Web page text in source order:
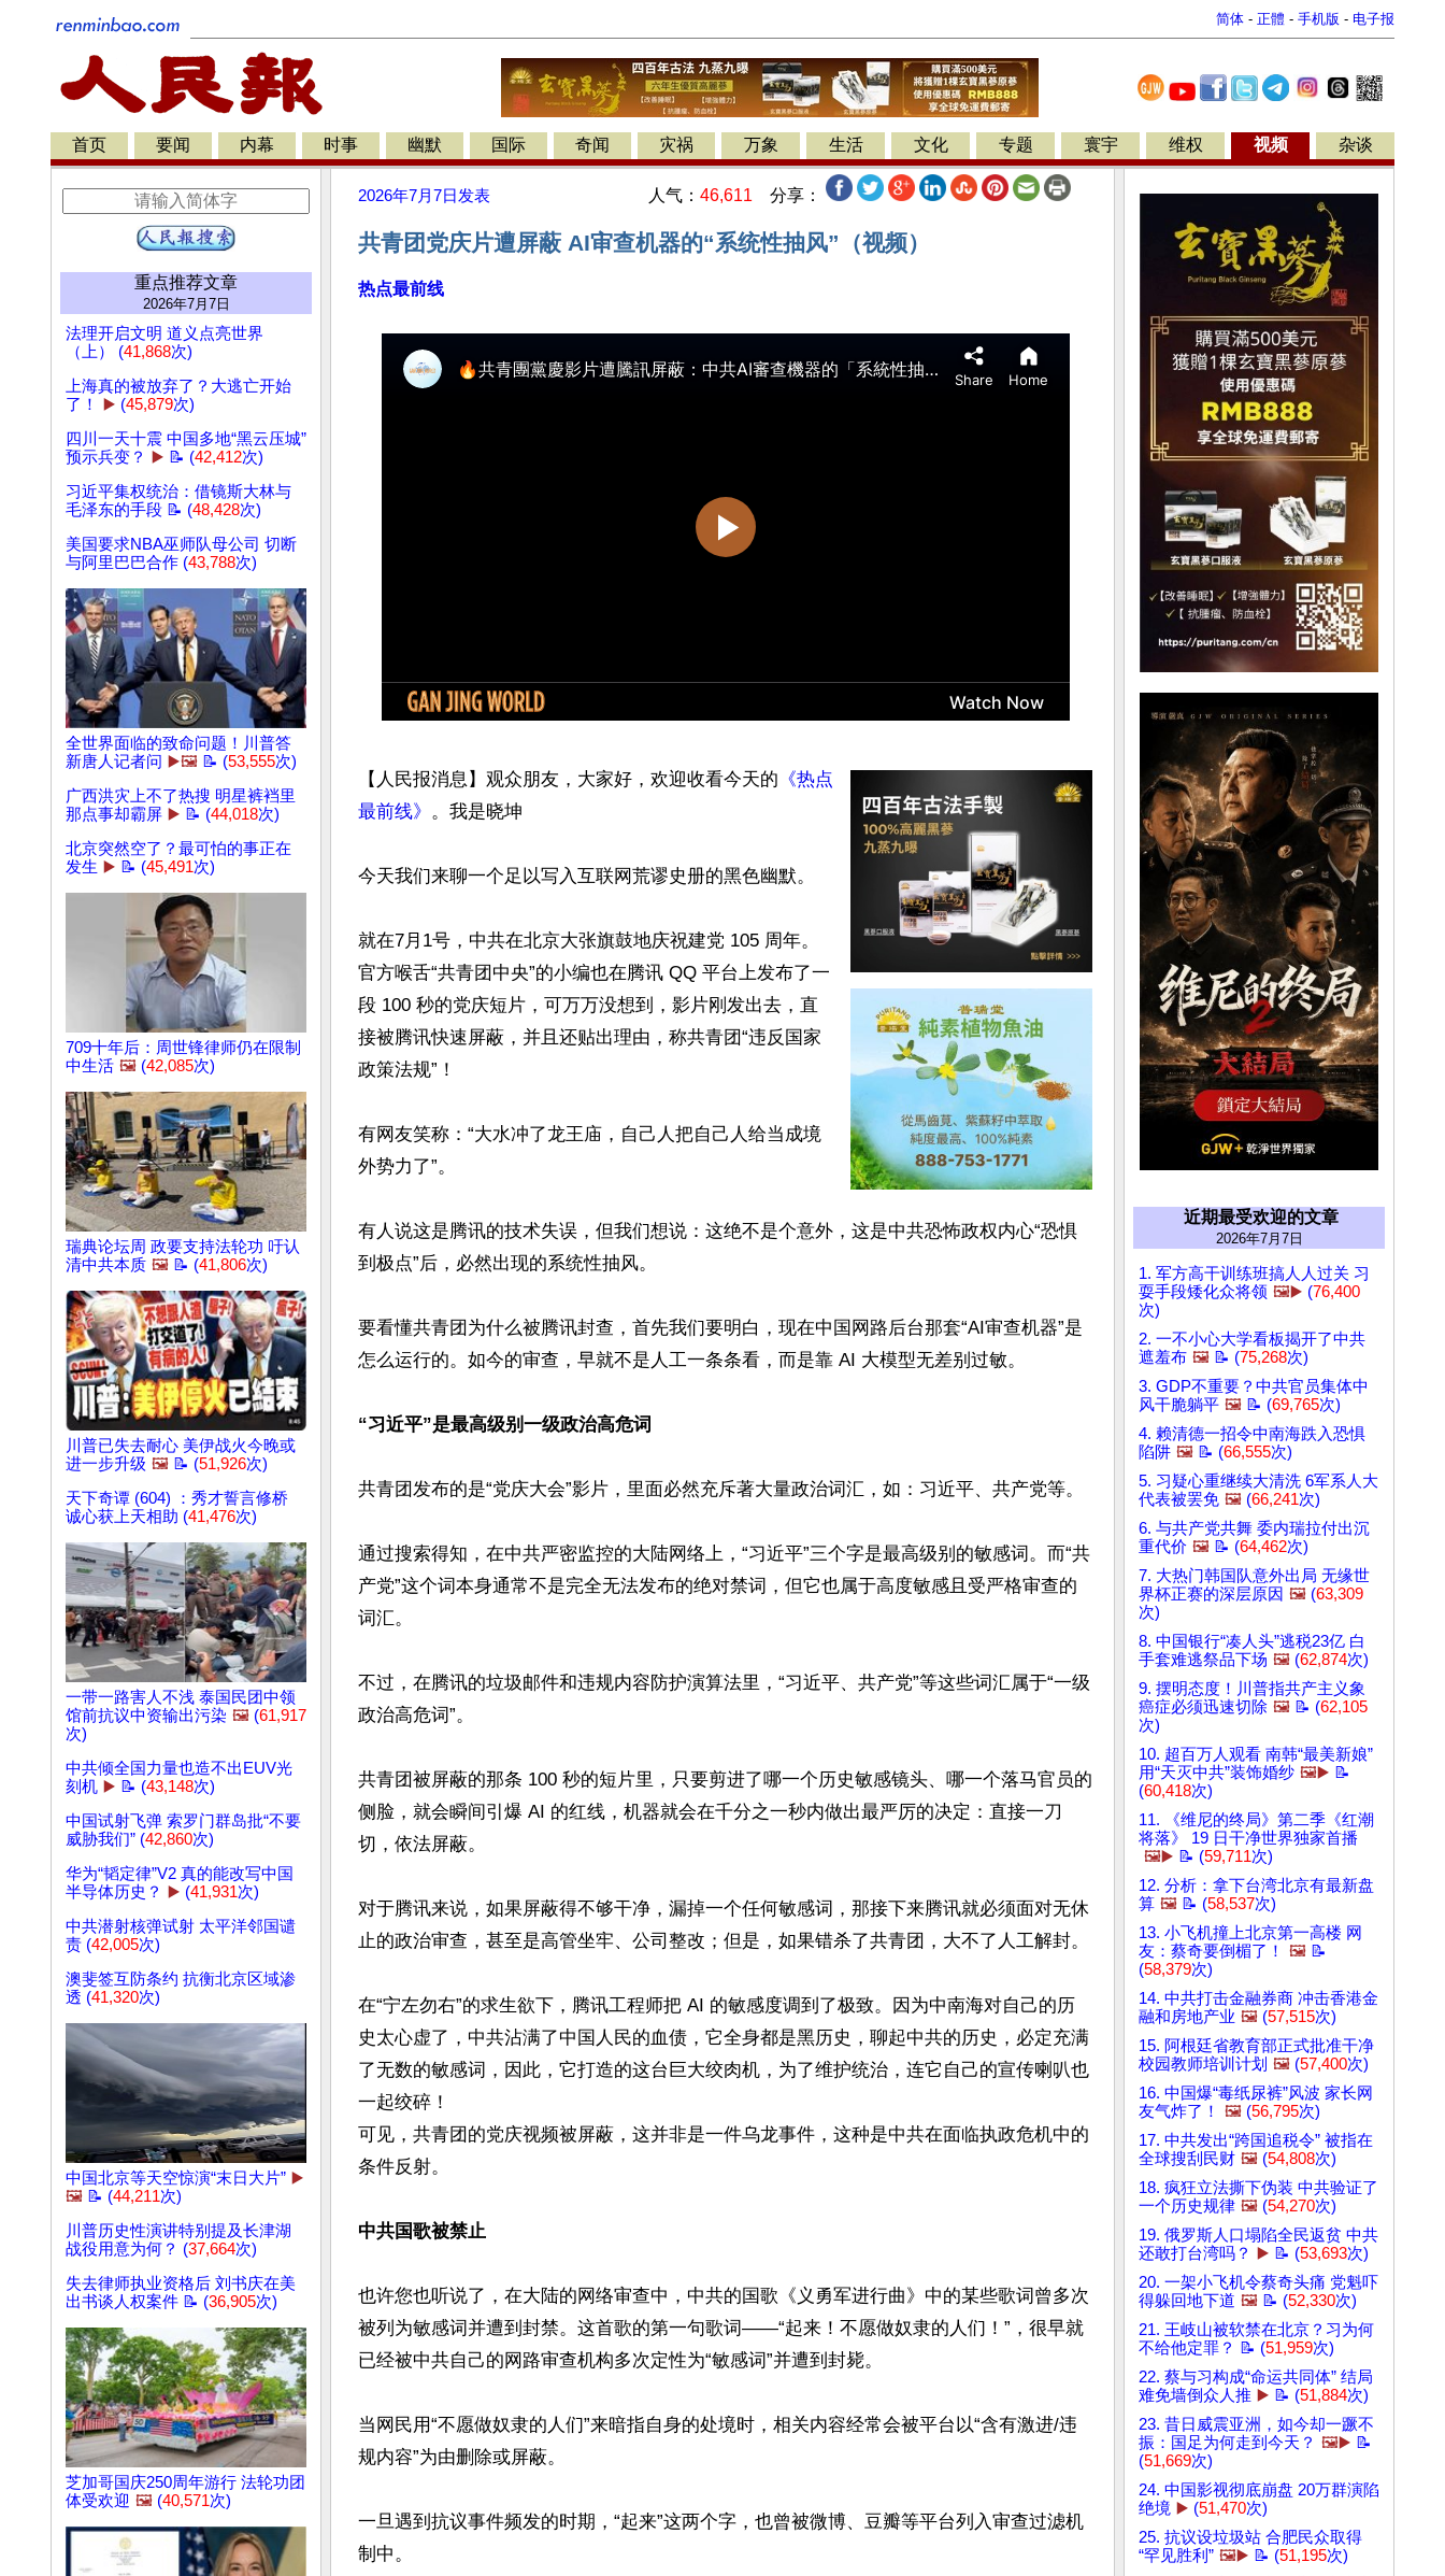
简体 - 正體 - 手机版 - 电子报
首页 要闻 内幕 时事 幽默 国际 奇闻 灾祸 万象 生活 文化 专题 寰宇 维权 视频 杂谈
重点推荐文章
2026年7月7日
法理开启文明 道义点亮世界
（上） (41,868次)
上海真的被放弃了？大逃亡开始
了！
▶️ (45,879次)
四川一天十震 中国多地“黑云压城”
预示兵变？
▶️ 📝 (42,412次)
习近平集权统治：借镜斯大林与
毛泽东的手段 📝 (48,428次)
美国要求NBA巫师队母公司 切断
与阿里巴巴合作 (43,788次)
全世界面临的致命问题！川普答
新唐人记者问 ▶️🖼️ 📝 (53,555次)
广西洪灾上不了热搜 明星裤裆里
那点事却霸屏 ▶️ 📝 (44,018次)
北京突然空了？最可怕的事正在
发生 ▶️ 📝 (45,491次)
709十年后：周世锋律师仍在限制
中生活 🖼️ (42,085次)
瑞典论坛周 政要支持法轮功 吁认
清中共本质 🖼️ 📝 (41,806次)
川普已失去耐心 美伊战火今晚或
进一步升级 🖼️ 📝 (51,926次)
天下奇谭 (604) ：秀才誓言修桥
诚心获上天相助 (41,476次)
一带一路害人不浅 泰国民团中领
馆前抗议中资输出污染 🖼️ (61,917
次)
中共倾全国力量也造不出EUV光
刻机 ▶️ 📝 (43,148次)
中国试射飞弹 索罗门群岛批“不要
威胁我们” (42,860次)
华为“韬定律”V2 真的能改写中国
半导体历史？
▶️ (41,931次)
中共潜射核弹试射 太平洋邻国谴
责 (42,005次)
澳斐签互防条约 抗衡北京区域渗
透 (41,320次)
中国北京等天空惊演“末日大片” ▶️
🖼️ 📝 (44,211次)
川普历史性演讲特别提及长津湖
战役用意为何？ (37,664次)
失去律师执业资格后 刘书庆在美
出书谈人权案件 📝 (36,905次)
芝加哥国庆250周年游行 法轮功团
体受欢迎 🖼️ (40,571次)
2026年7月7日 发表 人气： 46,611 分享：
共青团党庆片遭屏蔽 AI审查机器的“系统性抽风”（视频）
热点最前线
【人民报消息】观众朋友，大家好，欢迎收看今天的 《热点
最前线》 。我是晓坤
今天我们来聊一个足以写入互联网荒谬史册的黑色幽默。
就在7月1号，中共在北京大张旗鼓地庆祝建党 105 周年。
官方喉舌“共青团中央”的小编也在腾讯 QQ 平台上发布了一
段 100 秒的党庆短片，可万万没想到，影片刚发出去，直
接被腾讯快速屏蔽，并且还贴出理由，称共青团“违反国家
政策法规”！
有网友笑称：“大水冲了龙王庙，自己人把自己人给当成境
外势力了”。
有人说这是腾讯的技术失误，但我们想说：这绝不是个意外，这是中共恐怖政权内心“恐惧
到极点”后，必然出现的系统性抽风。
要看懂共青团为什么被腾讯封查，首先我们要明白，现在中国网路后台那套“AI审查机器”是
怎么运行的。如今的审查，早就不是人工一条条看，而是靠 AI 大模型无差别过敏。
“习近平”是最高级别一级政治高危词
共青团发布的是“党庆大会”影片，里面必然充斥著大量政治词汇，如：习近平、共产党等。
通过搜索得知，在中共严密监控的大陆网络上，“习近平”三个字是最高级别的敏感词。而“共
产党”这个词本身通常不是完全无法发布的绝对禁词，但它也属于高度敏感且受严格审查的
词汇。
不过，在腾讯的垃圾邮件和违规内容防护演算法里，“习近平、共产党”等这些词汇属于“一级
政治高危词”。
共青团被屏蔽的那条 100 秒的短片里，只要剪进了哪一个历史敏感镜头、哪一个落马官员的
侧脸，就会瞬间引爆 AI 的红线，机器就会在千分之一秒内做出最严厉的决定：直接一刀
切，依法屏蔽。
对于腾讯来说，如果屏蔽得不够干净，漏掉一个任何敏感词，那接下来腾讯就必须面对无休
止的政治审查，甚至是高管坐牢、公司整改；但是，如果错杀了共青团，大不了人工解封。
在“宁左勿右”的求生欲下，腾讯工程师把 AI 的敏感度调到了极致。因为中南海对自己的历
史太心虚了，中共沾满了中国人民的血债，它全身都是黑历史，聊起中共的历史，必定充满
了无数的敏感词，因此，它打造的这台巨大绞肉机，为了维护统治，连它自己的宣传喇叭也
一起绞碎！
可见，共青团的党庆视频被屏蔽，这并非是一件乌龙事件，这种是中共在面临执政危机中的
条件反射。
中共国歌被禁止
也许您也听说了，在大陆的网络审查中，中共的国歌《义勇军进行曲》中的某些歌词曾多次
被列为敏感词并遭到封禁。这首歌的第一句歌词——“起来！不愿做奴隶的人们！”，很早就
已经被中共自己的网路审查机构多次定性为“敏感词”并遭到封毙。
当网民用“不愿做奴隶的人们”来暗指自身的处境时，相关内容经常会被平台以“含有激进/违
规内容”为由删除或屏蔽。
一旦遇到抗议事件频发的时期，“起来”这两个字，也曾被微博、豆瓣等平台列入审查过滤机
制中。
近期最受欢迎的文章
2026年7月7日
1. 军方高干训练班搞人人过关 习
耍手段矮化众将领 🖼️▶️ (76,400
次)
2. 一不小心大学看板揭开了中共
遮羞布 🖼️ 📝 (75,268次)
3. GDP不重要？中共官员集体中
风干脆躺平 🖼️ 📝 (69,765次)
4. 赖清德一招令中南海跌入恐惧
陷阱 🖼️ 📝 (66,555次)
5. 习疑心重继续大清洗 6军系人大
代表被罢免 🖼️ (66,241次)
6. 与共产党共舞 委内瑞拉付出沉
重代价 🖼️ 📝 (64,462次)
7. 大热门韩国队意外出局 无缘世
界杯正赛的深层原因 🖼️ (63,309
次)
8. 中国银行“凑人头”逃税23亿 白
手套难逃祭品下场 🖼️ (62,874次)
9. 摆明态度！川普指共产主义象
癌症必须迅速切除 🖼️ 📝 (62,105
次)
10. 超百万人观看 南韩“最美新娘”
用“天灭中共”装饰婚纱 🖼️▶️ 📝
(60,418次)
11. 《维尼的终局》第二季《红潮
将落》 19 日干净世界独家首播
🖼️▶️ 📝 (59,711次)
12. 分析：拿下台湾北京有最新盘
算 🖼️ 📝 (58,537次)
13. 小飞机撞上北京第一高楼 网
友：蔡奇要倒楣了！
🖼️ 📝
(58,379次)
14. 中共打击金融券商 冲击香港金
融和房地产业 🖼️ (57,515次)
15. 阿根廷省教育部正式批准干净
校园教师培训计划 🖼️ (57,400次)
16. 中国爆“毒纸尿裤”风波 家长网
友气炸了！
🖼️ (56,795次)
17. 中共发出“跨国追税令” 被指在
全球搜刮民财 🖼️ (54,808次)
18. 疯狂立法撕下伪装 中共验证了
一个历史规律 🖼️ (54,270次)
19. 俄罗斯人口塌陷全民返贫 中共
还敢打台湾吗？
▶️ 📝 (53,693次)
20. 一架小飞机令蔡奇头痛 党魁吓
得躲回地下道 🖼️ 📝 (52,330次)
21. 王岐山被软禁在北京？习为何
不给他定罪？ 📝 (51,959次)
22. 蔡与习构成“命运共同体” 结局
难免墙倒众人推 ▶️ 📝 (51,884次)
23. 昔日威震亚洲，如今却一蹶不
振：国足为何走到今天？ 🖼️▶️ 📝
(51,669次)
24. 中国影视彻底崩盘 20万群演陷
绝境 ▶️ (51,470次)
25. 抗议设垃圾站 合肥民众取得
“罕见胜利” 🖼️▶️ 📝 (51,195次)